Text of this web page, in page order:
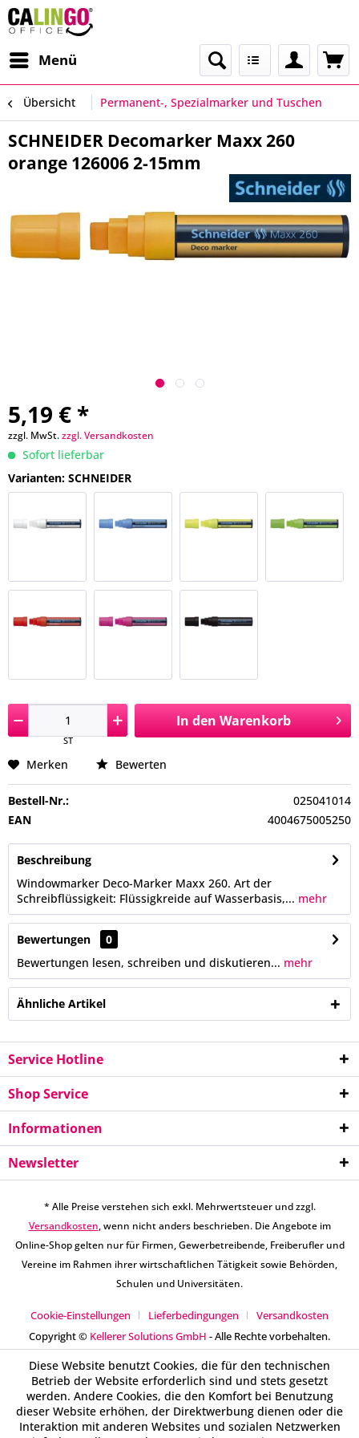
Menü
Übersicht Permanent-, Spezialmarker und Tuschen
SCHNEIDER Decomarker Maxx 260
orange 126006 2-15mm
5,19 € *
zzgl. MwSt.zzgl. Versandkosten
Sofort lieferbar
Varianten: SCHNEIDER
ST
In den Warenkorb
Merken Bewerten
Bestell-Nr.:
025041014
EAN
4004675005250
Beschreibung
Windowmarker Deco-Marker Maxx 260. Art der
Schreibflüssigkeit: Flüssigkreide auf Wasserbasis,... mehr
Bewertungen
0
Bewertungen lesen, schreiben und diskutieren... mehr
Ähnliche Artikel
Service Hotline
Shop Service
Informationen
Newsletter
* Alle Preise verstehen sich exkl. Mehrwertsteuer und zzgl.
Versandkosten, wenn nicht anders beschrieben. Die Angebote im
Online-Shop gelten nur für Firmen, Gewerbetreibende, Freiberufler und
Vereine im Rahmen ihrer wirtschaftlichen Tätigkeit sowie Behörden,
Schulen und Universitäten.
Cookie-Einstellungen Lieferbedingungen
Versandkosten
Copyright © Kellerer Solutions GmbH - Alle Rechte vorbehalten.
Diese Website benutzt Cookies, die für den technischen
Betrieb der Website erforderlich sind und stets gesetzt
werden. Andere Cookies, die den Komfort bei Benutzung
dieser Website erhöhen, der Direktwerbung dienen oder die
Interaktion mit anderen Websites und sozialen Netzwerken